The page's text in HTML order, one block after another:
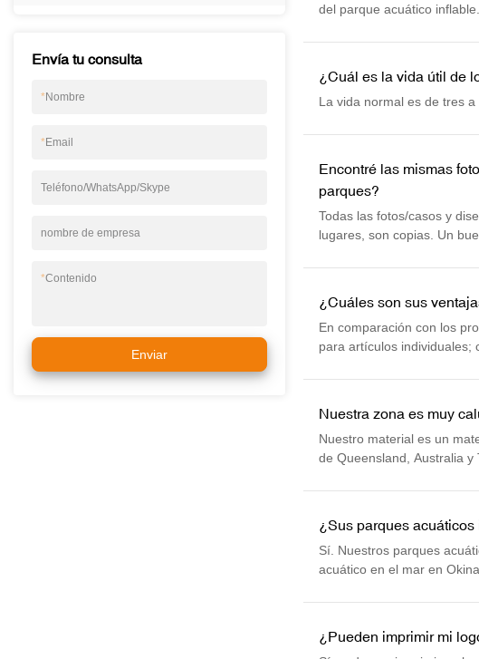
Envía tu consulta
*Nombre
*Email
Teléfono/WhatsApp/Skype
nombre de empresa
*Contenido
Enviar
del parque acuático
colocará en la ubicación
¿Cuál es la vida útil de
La vida normal es de tres a
Encontré las mismas
parques?
Todas las fotos/casos y
lugares, son copias. Un
¿Cuáles son sus
En comparación con los
para artículos individuales;
Nuestra zona es muy
Nuestro material es un
de Queensland, Australia y
¿Sus parques
Sí. Nuestros parques
acuático en el mar en
enfrentaron las tormentas
¿Pueden imprimir mi